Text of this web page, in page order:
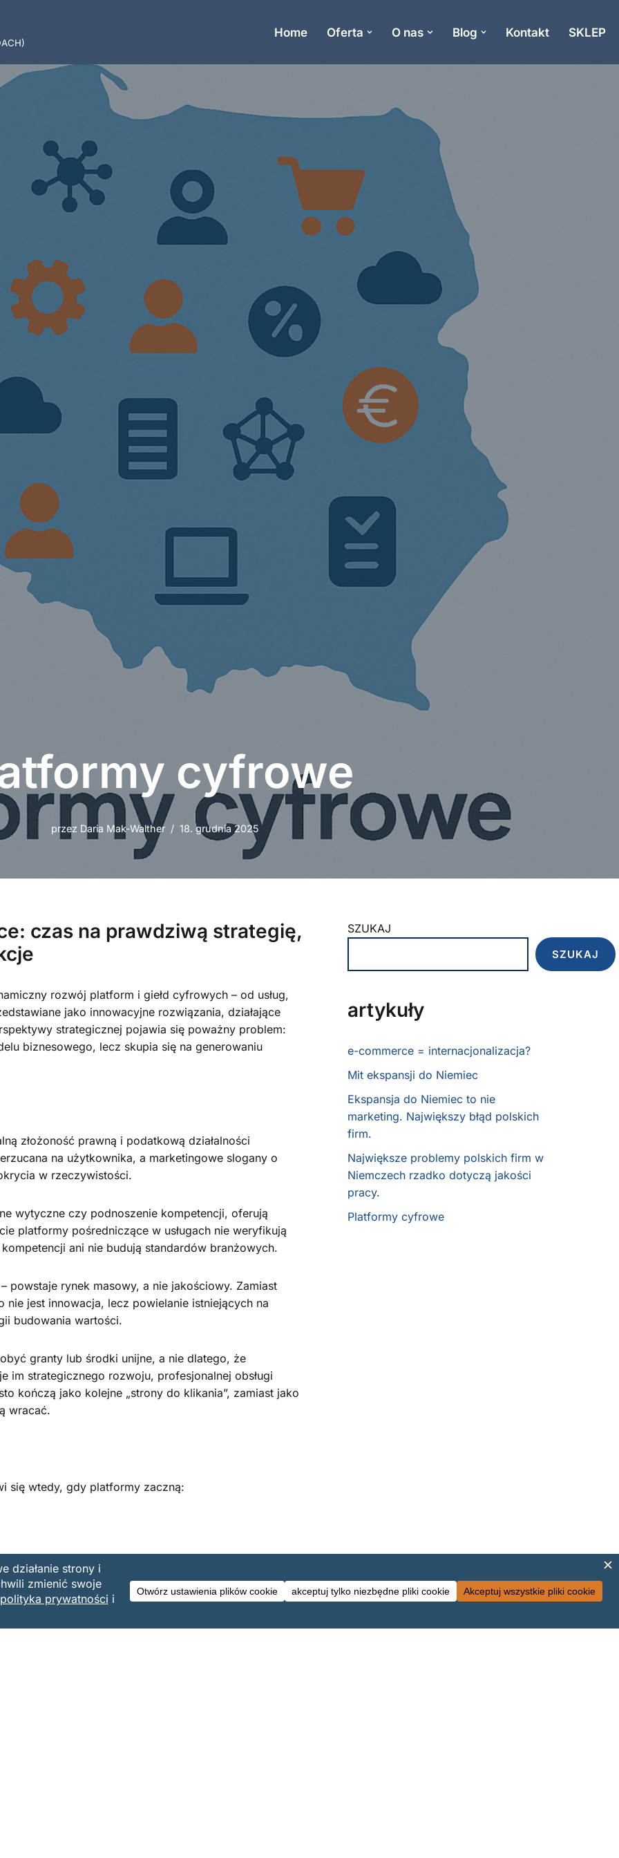
Home Oferta O nas Blog Kontakt SKLEP
cyfrowe
przez Daria Mak-Walther 18. grudnia 2025
czas na prawdziwą strategię,
rozwój platform i giełd cyfrowych – od usług,
jako innowacyjne rozwiązania, działające
strategicznej pojawia się poważny problem:
biznesowego, lecz skupia się na generowaniu
złożoność prawną i podatkową działalności
na użytkownika, a marketingowe slogany o
w rzeczywistości.
wytyczne czy podnoszenie kompetencji, oferują
platformy pośredniczące w usługach nie weryfikują
ani nie budują standardów branżowych.
powstaje rynek masowy, a nie jakościowy. Zamiast
jest innowacja, lecz powielanie istniejących na
budowania wartości.
granty lub środki unijne, a nie dlatego, że
im strategicznego rozwoju, profesjonalnej obsługi
kończą jako kolejne „strony do klikania”, zamiast jako
wracać.
się wtedy, gdy platformy zaczną:
SZUKAJ
SZUKAJ
artykuły
e-commerce = internacjonalizacja?
Mit ekspansji do Niemiec
Ekspansja do Niemiec to nie
marketing. Największy błąd polskich
firm.
Największe problemy polskich firm w
Niemczech rzadko dotyczą jakości
pracy.
Platformy cyfrowe